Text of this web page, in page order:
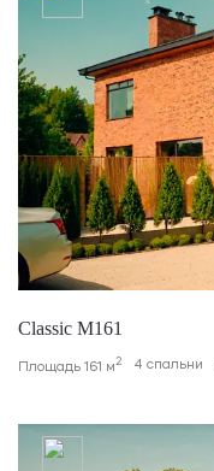
Classic M161
Площадь 161 м2 4 спальни